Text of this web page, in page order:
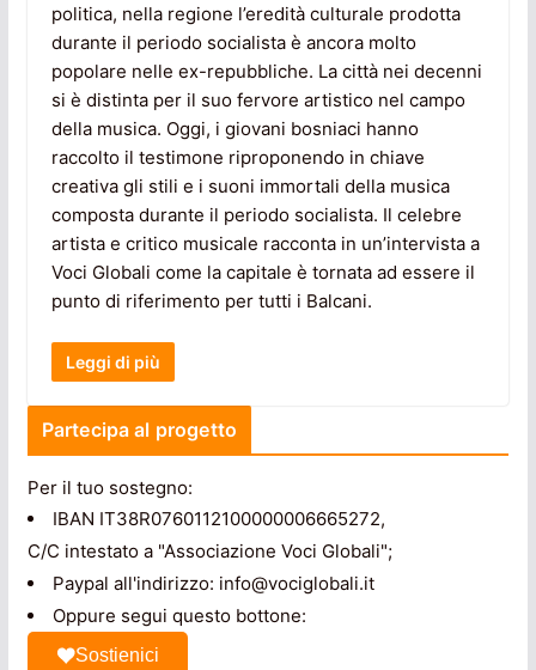
politica, nella regione l’eredità culturale prodotta
durante il periodo socialista è ancora molto
popolare nelle ex-repubbliche. La città nei decenni
si è distinta per il suo fervore artistico nel campo
della musica. Oggi, i giovani bosniaci hanno
raccolto il testimone riproponendo in chiave
creativa gli stili e i suoni immortali della musica
composta durante il periodo socialista. Il celebre
artista e critico musicale racconta in un’intervista a
Voci Globali come la capitale è tornata ad essere il
punto di riferimento per tutti i Balcani.
Leggi di più
Partecipa al progetto
Per il tuo sostegno:
IBAN IT38R0760112100000006665272,
C/C intestato a "Associazione Voci Globali";
Paypal all'indirizzo: info@vociglobali.it
Oppure segui questo bottone:
Sostienici